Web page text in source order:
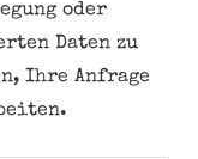
oder
Daten zu
Ihre Anfrage